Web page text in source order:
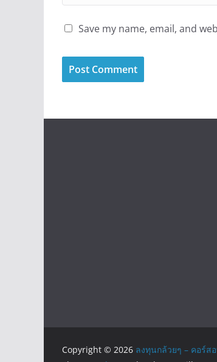
Save my name, email, and
Copyright © 2026 ลงทุนกล้วยๆ – คอร์ส